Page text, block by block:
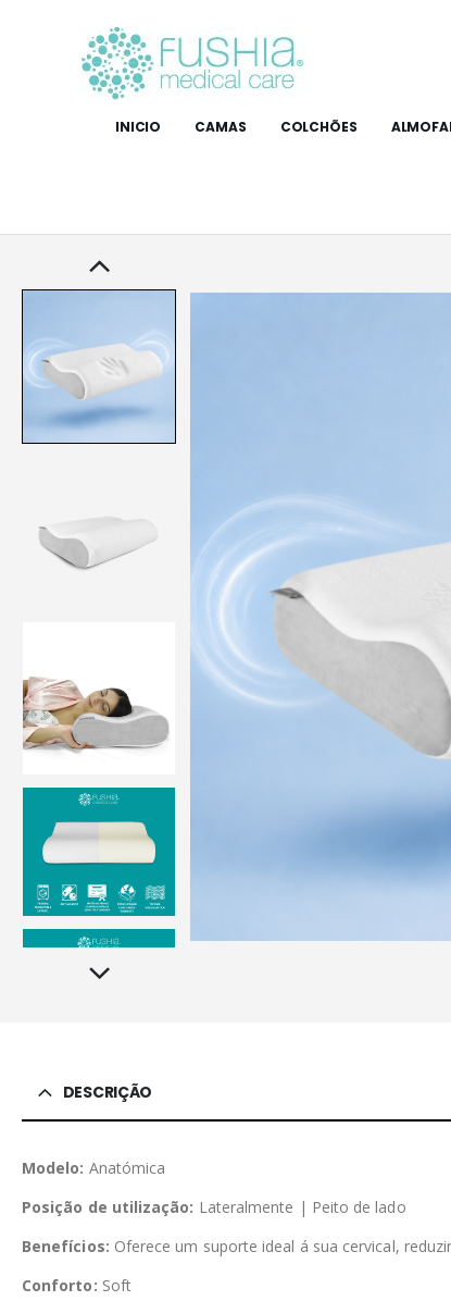
INICIO CAMAS COLCHÕES
DESCRIÇÃO
Modelo: Anatómica
Posição de utilização: Lateralmente | Peito de lado
Benefícios: Oferece um suporte ideal á sua cervical,
Conforto: Soft